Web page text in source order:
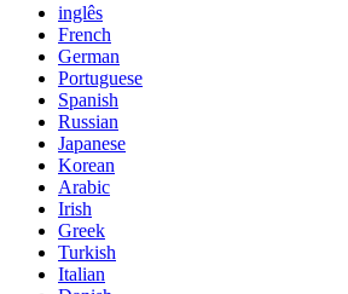
inglês
French
German
Portuguese
Spanish
Russian
Japanese
Korean
Arabic
Irish
Greek
Turkish
Italian